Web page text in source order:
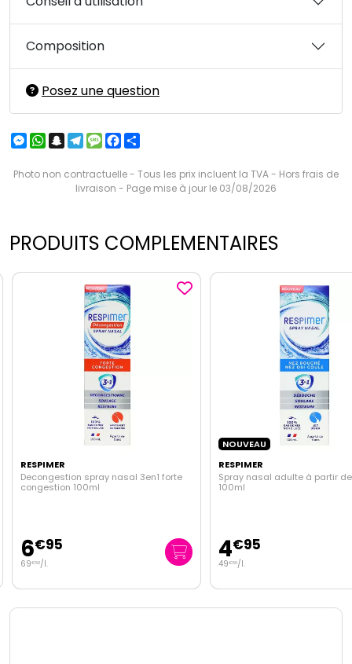
Composition
Posez une question
Messenger
WhatsApp
Snapchat
Telegram
MessageFacebook
Photo non contractuelle - Tous les prix incluent la TVA - Hors frais de
livraison - Page mise à jour le 03/08/2026
PRODUITS COMPLEMENTAIRES
RESPIMER
Decongestion spray nasal 3en1 forte
congestion 100ml
6€95
69€50/l.
NOUVEAU
RESPIMER
Spray nasal adulte à partir
100ml
4€95
49€50/l.